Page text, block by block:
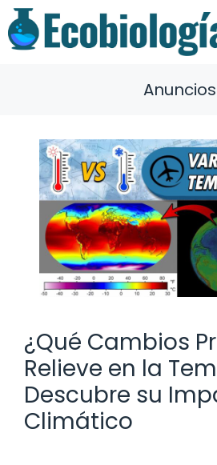
Saltar
al
contenido
Anuncios
¿Qué Cambios
Relieve en la
Descubre su
Climático